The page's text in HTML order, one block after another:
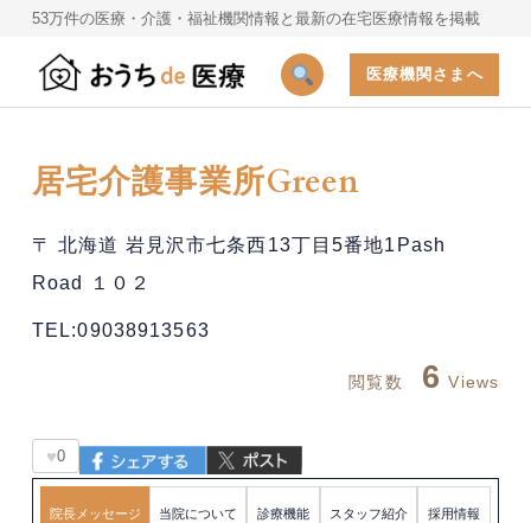
53万件の医療・介護・福祉機関情報と最新の在宅医療情報を掲載
医療機関さまへ
居宅介護事業所Green
〒 北海道 岩見沢市七条西13丁目5番地1Pash
Road １０２
TEL:09038913563
閲覧数 6 Views
♥0
院長メッセージ 当院について 診療機能 スタッフ紹介 採用情報